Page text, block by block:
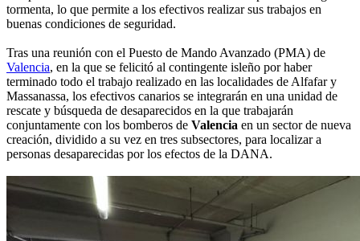
tormenta, lo que permite a los efectivos realizar sus trabajos en
buenas condiciones de seguridad.
Tras una reunión con el Puesto de Mando Avanzado (PMA) de
Valencia, en la que se felicitó al contingente isleño por haber
terminado todo el trabajo realizado en las localidades de Alfafar y
Massanassa, los efectivos canarios se integrarán en una unidad de
rescate y búsqueda de desaparecidos en la que trabajarán
conjuntamente con los bomberos de Valencia en un sector de nueva
creación, dividido a su vez en tres subsectores, para localizar a
personas desaparecidas por los efectos de la DANA.